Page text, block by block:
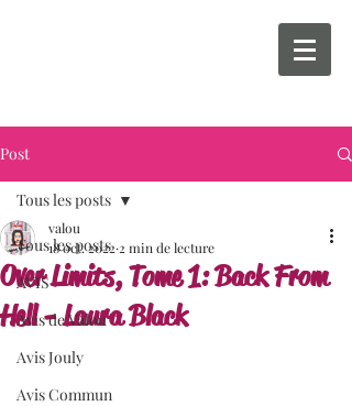
Post
Tous les posts
AVIS
Avis de Valou
Avis Jouly
Avis Commun
Tous les posts
Over Limits, Tome 1: Back From
Hell - Laura Black
valou
18 oct. 2022 2 min de lecture